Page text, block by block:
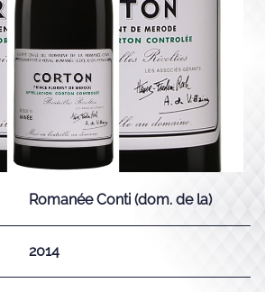
Romanée Conti (dom. de la)
2014